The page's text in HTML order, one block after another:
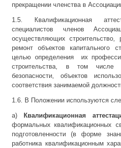
прекращении членства в
1.5. Квалификационная
специалистов членов
осуществляющих строительство,
ремонт объектов капитального
целью определения их
строительства, в том числе
безопасности, объектов
соответствия занимаемой
1.6. В Положении используются
а) Квалификационная
формальных квалификационных
подготовленности (в форме
работника квалификационным